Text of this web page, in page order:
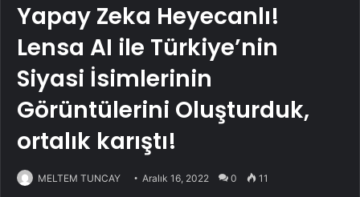
Yapay Zeka Heyecanlı!
Lensa AI ile Türkiye’nin
Siyasi İsimlerinin
Görüntülerini Oluşturduk,
ortalık karıştı!
MELTEM TUNCAY Aralık 16, 2022 0 11